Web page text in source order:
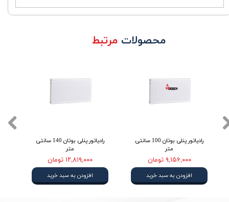
رادیاتور پنلی بوتان 140 سانتی
متر
۱۲,۸۱۹,۰۰۰ تومان
افزودن به سبد خرید
رادیاتور پنلی بوتان 100 سانتی
متر
۹,۱۵۶,۰۰۰ تومان
افزودن به سبد خرید
محصولات مرتبط